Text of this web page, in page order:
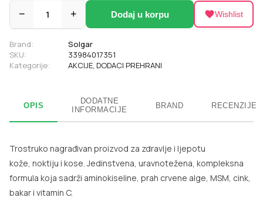
− 1 + Dodaj u korpu Wishlist
Brand:
Solgar
SKU:
33984017351
Kategorije:
AKCIJE, DODACI PREHRANI
OPIS
DODATNE
INFORMACIJE
BRAND RECENZIJE
Trostruko nagrađivan proizvod za zdravlje i ljepotu
kože, noktiju i kose. Jedinstvena, uravnotežena, kompleksna
formula koja sadrži aminokiseline, prah crvene alge, MSM, cink,
bakar i vitamin C.